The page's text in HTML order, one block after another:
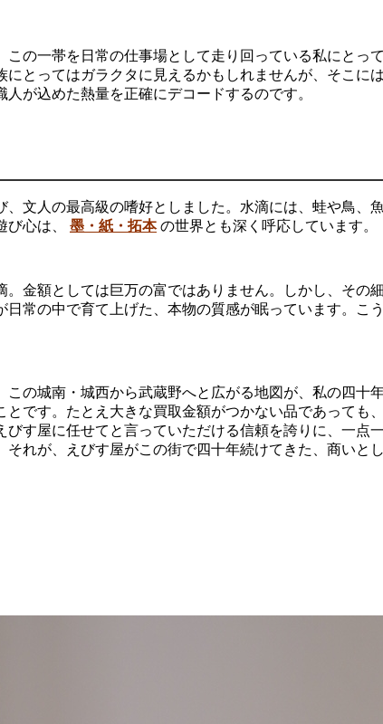
の一帯を日常の仕事場として走り回っている私にとっ
とってはガラクタに見えるかもしれませんが、そこ
が込めた熱量を正確にデコードするのです。
文人の最高級の嗜好としました。水滴には、蛙や鳥
び心は、 墨・紙・拓本の世界とも深く呼応しています。
金額としては巨万の富ではありません。しかし、その
常の中で育て上げた、本物の質感が眠っています。こ
の城南・城西から武蔵野へと広がる地図が、私の四
です。たとえ大きな買取金額がつかない品であっても
す屋に任せてと言っていただける信頼を誇りに、一点
れが、えびす屋がこの街で四十年続けてきた、商いとし